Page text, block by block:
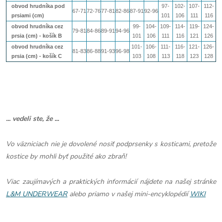
obvod hrudníka pod
prsiami (cm)
67-71 72-7677-81 82-8687-91 92-96
97-
101
102-
106
107-
111
112-
116
obvod hrudníka cez
prsia (cm) - košík B
79-81 84-8689-91 94-96
99-
101
104-
106
109-
111
114-
116
119-
121
124-
126
obvod hrudníka cez
prsia (cm) - košík C
81-8386-8891-9396-98
101-
103
106-
108
111-
113
116-
118
121-
123
126-
128
... vedeli ste, že ...
Vo väzniciach nie je dovolené nosiť podprsenky s kosticami, pretože
kostice by mohli byť použité ako zbraň!
Viac zaujímavých a praktických informácií nájdete na našej stránke
L&M UNDERWEARalebo priamo v našej mini-encyklopédiíWIKI